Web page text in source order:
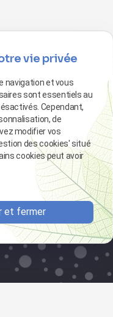
vie privée
navigation et vous
sont essentiels au
Cependant,
de
modifier vos
des cookies' situé
cookies peut avoir
et fermer